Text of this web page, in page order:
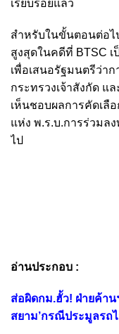
เรียบร้อยแล้ว
สำหรับในขั้นตอนต่อไ
สูงสุดในคดีที่ BTSC
เพื่อเสนอรัฐมนตรีว่า
กระทรวงเจ้าสังกัด
เห็นชอบผลการคัดเลื
แห่ง พ.ร.บ.การร่วมล
ไป
อ่านประกอบ :
ส่อผิดกม.ฮั้ว! ฝ่ายค้าน
สยาม’กรณีประมูลรถ